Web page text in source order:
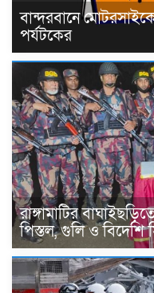
বান্দরবানে
পর্যটকের
রাঙ্গামাটির
পিস্তল, গুলি ও বিদেশি